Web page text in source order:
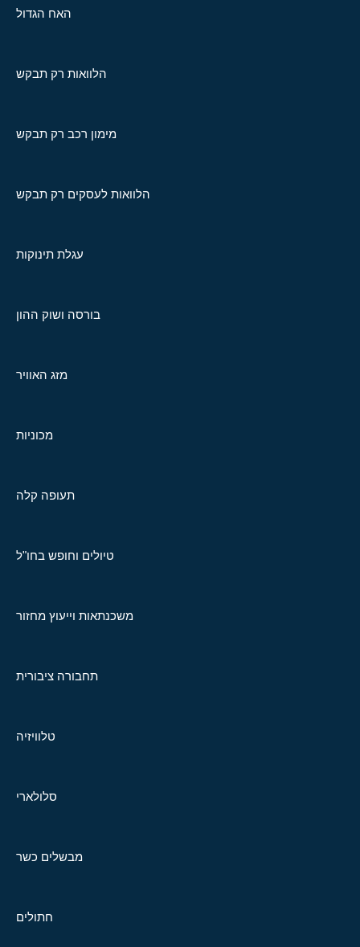
האח הגדול
הלוואות רק תבקש
מימון רכב רק תבקש
הלוואות לעסקים רק תבקש
עגלת תינוקות
בורסה ושוק ההון
מזג האוויר
מכוניות
תעופה קלה
טיולים וחופש בחו"ל
משכנתאות וייעוץ מחזור
תחבורה ציבורית
טלוויזיה
סלולארי
מבשלים כשר
חתולים